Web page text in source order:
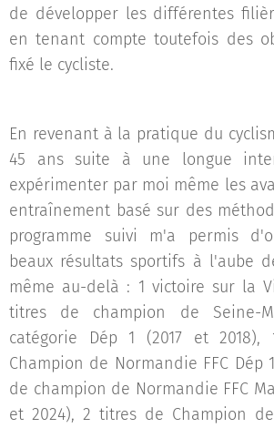
de développer les différentes
en tenant compte toutefois des
fixé le cycliste.
En revenant à la pratique du
45 ans suite à une longue
expérimenter par moi même les
entraînement basé sur des
programme suivi m'a permis
beaux résultats sportifs à l'aube
même au-delà : 1 victoire sur la
titres de champion de Seine-
catégorie Dép 1 (2017 et
Champion de Normandie FFC Dép
de champion de Normandie FFC
et 2024), 2 titres de Champion